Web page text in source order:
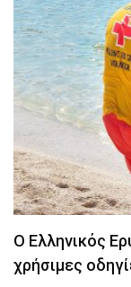
Ο Ελληνικός
χρήσιμες